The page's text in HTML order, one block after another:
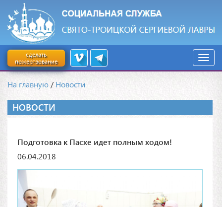
сделать
пожертвование
На главную /Новости
НОВОСТИ
Подготовка к Пасхе идет полным ходом!
06.04.2018